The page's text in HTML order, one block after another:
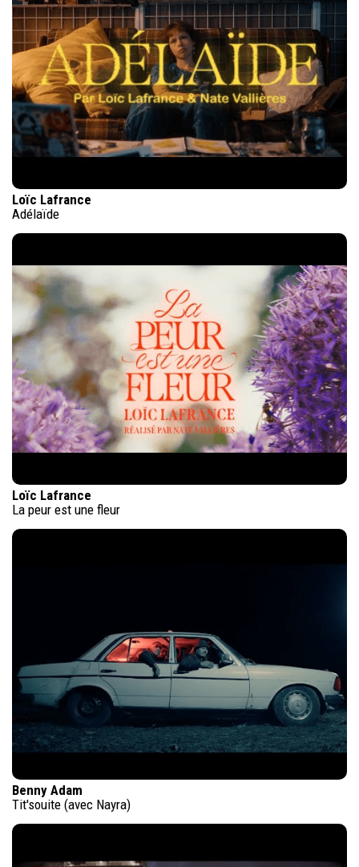
Loïc Lafrance
Adélaïde
Loïc Lafrance
La peur est une fleur
Benny Adam
Tit'souite (avec Nayra)